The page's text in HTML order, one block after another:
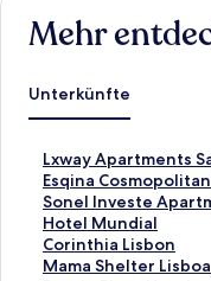
Mehr
Unterkünfte
Lxway Apartments
L
i
n
k
,
d
Esqina
L
i
n
k
,
Sonel Investe
L
i
n
k
Hotel Mundial
L
i
n
Corinthia Lisbon
L
iMama Shelter Lisboa
L